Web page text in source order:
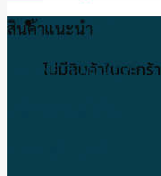
ตะกร้าสินค้า
ไม่มีสินค้าในตะกร้า
สินค้าแนะนำ
IPHONE-IPAD มือ2